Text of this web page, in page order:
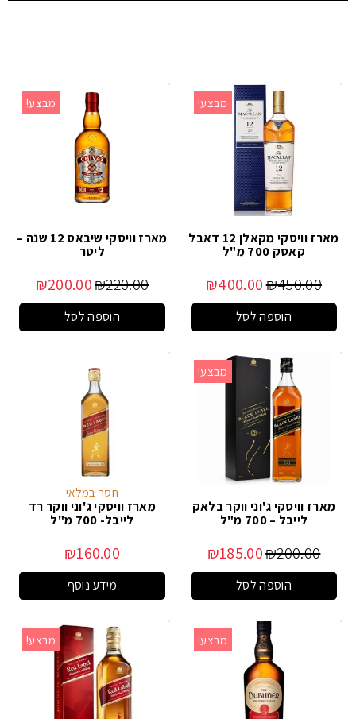
מבצע!
מארז וויסקי מקאלן 12 דאבל
קאסק 700 מ"ל
₪450.00
₪400.00
הוספה לסל
מבצע!
מארז וויסקי שיבאס 12 שנה –
ליטר
₪220.00
₪200.00
הוספה לסל
מבצע!
מארז וויסקי ג'וני ווקר בלאק
לייבל – 700 מ"ל
₪200.00
₪185.00
הוספה לסל
חסר במלאי
מארז וויסקי ג'וני ווקר רד
לייבל- 700 מ"ל
₪160.00
מידע נוסף
מבצע! מבצע!